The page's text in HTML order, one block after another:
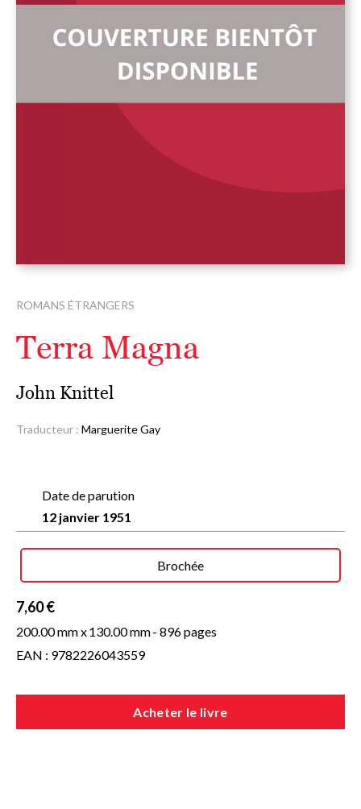
ROMANS ÉTRANGERS
Terra Magna
John Knittel
Traducteur : Marguerite Gay
Date de parution
12 janvier 1951
Brochée
7,60 €
200.00 mm x130.00 mm- 896 pages
EAN : 9782226043559
Acheter le livre